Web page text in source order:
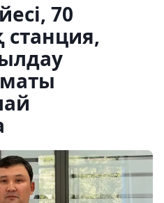
70